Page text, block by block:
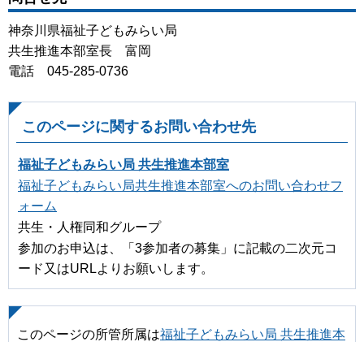
神奈川県福祉子どもみらい局
共生推進本部室長 富岡
電話 045-285-0736
このページに関するお問い合わせ先
福祉子どもみらい局 共生推進本部室
福祉子どもみらい局共生推進本部室へのお問い合わせフ
ォーム
共生・人権同和グループ
参加のお申込は、「3参加者の募集」に記載の二次元コ
ード又はURLよりお願いします。
このページの所管所属は福祉子どもみらい局 共生推進本